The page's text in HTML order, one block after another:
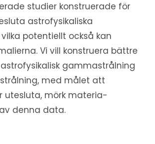
studier konstruerade för
astrofysikaliska
potentiellt också kan
Vi vill konstruera bättre
gammastrålning
med målet att
utesluta, mörk materia-
denna data.